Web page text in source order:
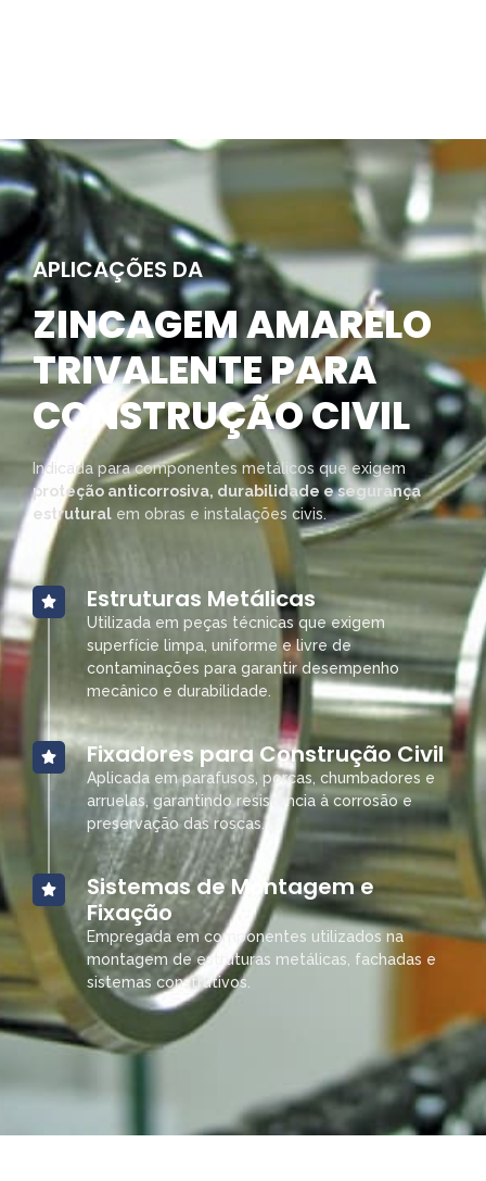
APLICAÇÕES DA
ZINCAGEM AMARELO
TRIVALENTE PARA
CONSTRUÇÃO CIVIL
Indicada para componentes metálicos que exigem
proteção anticorrosiva, durabilidade e segurança
estrutural em obras e instalações civis.
Estruturas Metálicas
Utilizada em peças técnicas que exigem
superfície limpa, uniforme e livre de
contaminações para garantir desempenho
mecânico e durabilidade.
Fixadores para Construção Civil
Aplicada em parafusos, porcas, chumbadores e
arruelas, garantindo resistência à corrosão e
preservação das roscas.
Sistemas de Montagem e
Fixação
Empregada em componentes utilizados na
montagem de estruturas metálicas, fachadas e
sistemas construtivos.